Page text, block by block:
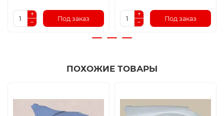
Под заказ Под заказ
ПОХОЖИЕ ТОВАРЫ